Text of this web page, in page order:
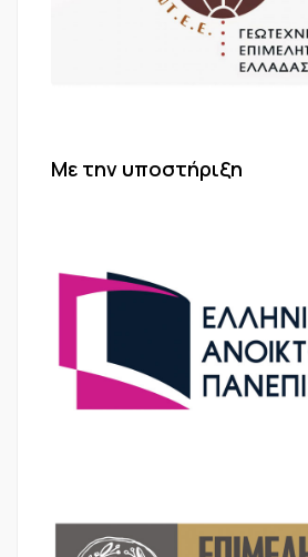
Με την υποστήριξη